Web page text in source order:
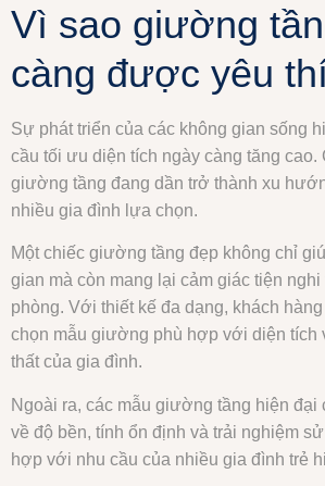
Vì sao giường
càng được yêu
Sự phát triển của các không gian sống
cầu tối ưu diện tích ngày càng tăng cao.
giường tầng đang dần trở thành xu
nhiều gia đình lựa chọn.
Một chiếc giường tầng đẹp không chỉ
gian mà còn mang lại cảm giác tiện
phòng. Với thiết kế đa dạng, khách
chọn mẫu giường phù hợp với diện tích
thất của gia đình.
Ngoài ra, các mẫu giường tầng hiện đại
về độ bền, tính ổn định và trải nghiệm
hợp với nhu cầu của nhiều gia đình trẻ